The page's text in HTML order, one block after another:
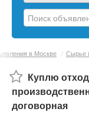
в Москве / Сырье
Куплю
договорная